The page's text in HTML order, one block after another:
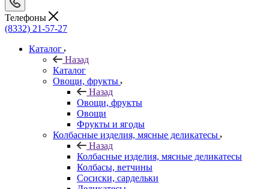
Телефоны
(8332) 21-57-27
Каталог
Назад
Каталог
Овощи, фрукты
Назад
Овощи, фрукты
Овощи
Фрукты и ягоды
Колбасные изделия, мясные деликатесы
Назад
Колбасные изделия, мясные деликатесы
Колбасы, ветчины
Сосиски, сардельки